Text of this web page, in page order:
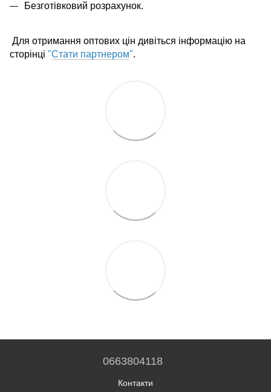
Безготівковий розрахунок.
Для отримання оптових цін дивіться інформацію на
сторінці "Стати партнером".
0663804118
Контакти